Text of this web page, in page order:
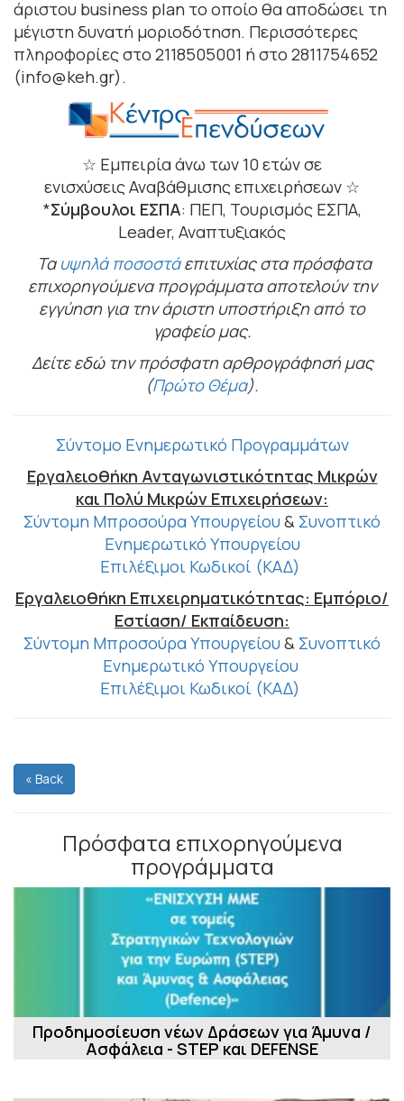
άριστου business plan το οποίο θα αποδώσει τη
μέγιστη δυνατή μοριοδότηση. Περισσότερες
πληροφορίες στο 2118505001 ή στο 2811754652
(info@keh.gr).
☆ Εμπειρία άνω των 10 ετών σε
ενισχύσεις Αναβάθμισης επιχειρήσεων ☆
*Σύμβουλοι ΕΣΠΑ: ΠΕΠ, Τουρισμός ΕΣΠΑ,
Leader, Αναπτυξιακός
Τα υψηλά ποσοστάεπιτυχίας στα πρόσφατα
επιχορηγούμενα προγράμματα αποτελούν την
εγγύηση για την άριστη υποστήριξη από το
γραφείο μας.
Δείτε εδώ την πρόσφατη αρθρογράφησή μας
(Πρώτο Θέμα).
Σύντομο Ενημερωτικό Προγραμμάτων
Εργαλειοθήκη Ανταγωνιστικότητας Μικρών
και Πολύ Μικρών Επιχειρήσεων:
Σύντομη Μπροσούρα Υπουργείου & Συνοπτικό
Ενημερωτικό Υπουργείου
Επιλέξιμοι Κωδικοί (ΚΑΔ)
Εργαλειοθήκη Επιχειρηματικότητας: Εμπόριο/
Εστίαση/ Εκπαίδευση:
Σύντομη Μπροσούρα Υπουργείου & Συνοπτικό
Ενημερωτικό Υπουργείου
Επιλέξιμοι Κωδικοί (ΚΑΔ)
« Back
Πρόσφατα επιχορηγούμενα
προγράμματα
Προδημοσίευση νέων Δράσεων για Άμυνα /
Ασφάλεια - STEP και DEFENSE